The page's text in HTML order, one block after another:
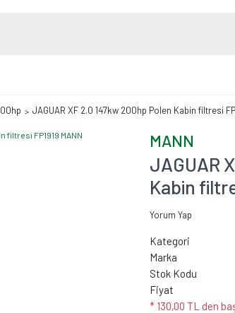
JAGUAR XF 2.0 147kw 200hp Polen Kabin filtresi
MANN
JAGUAR
Kabin
Yorum Yap
Kategori
Marka
Stok Kodu
Fiyat
* 130,00 TL den